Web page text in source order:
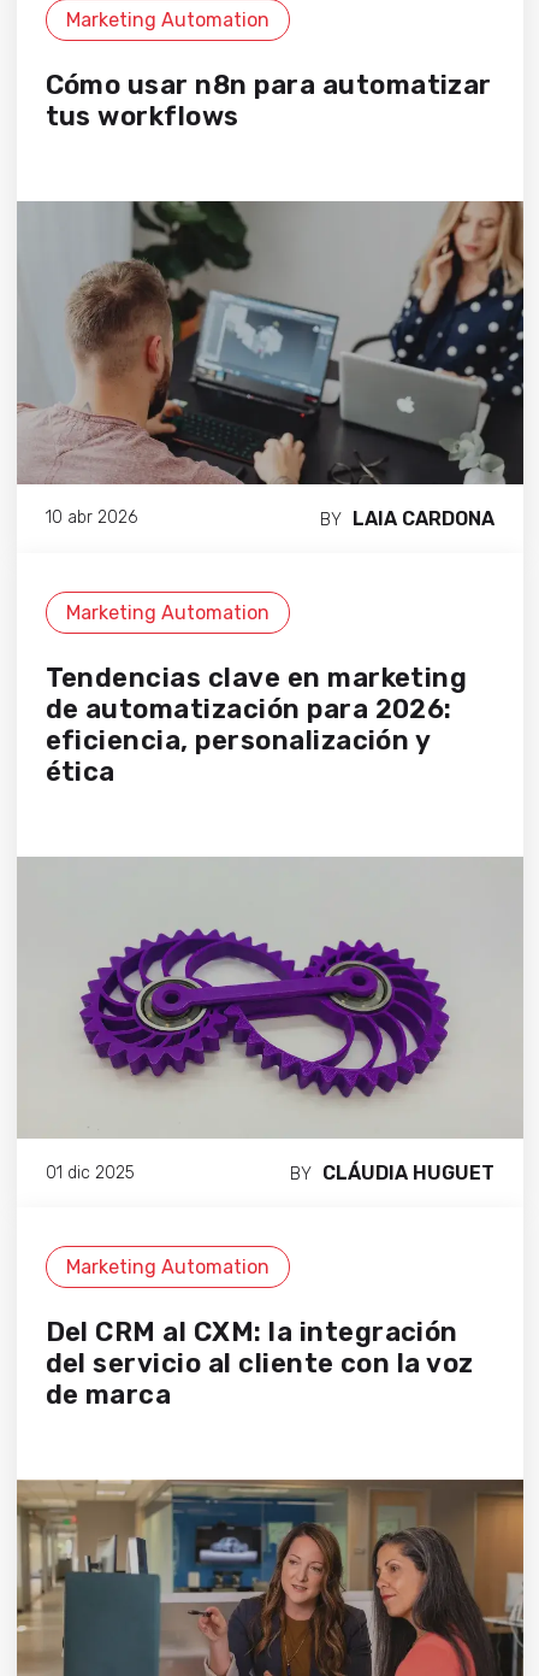
Marketing Automation
Cómo usar n8n para automatizar
tus workflows
10 abr 2026 BY LAIA CARDONA
Marketing Automation
Tendencias clave en marketing
de automatización para 2026:
eficiencia, personalización y
ética
01 dic 2025 BY CLÁUDIA HUGUET
Marketing Automation
Del CRM al CXM: la integración
del servicio al cliente con la voz
de marca